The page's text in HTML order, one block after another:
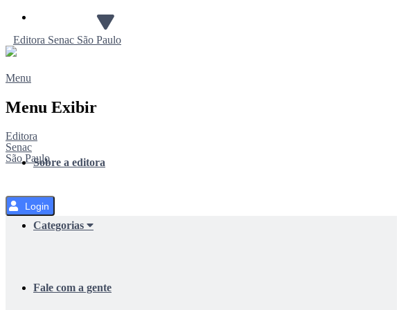
o
Editora Senac São Paulo
Menu
Menu Exibir
Editora
Senac
São PauloSobre a editora
Categorias
Fale com a gente
Login